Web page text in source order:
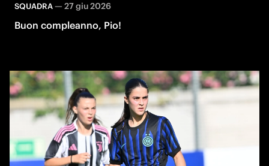
SQUADRA— 27 giu 2026
Buon compleanno, Pio!